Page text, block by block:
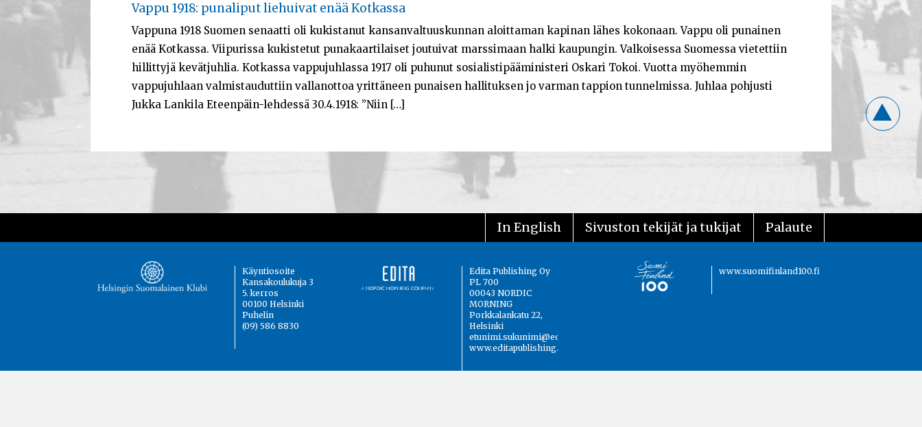
Vappu 1918: punaliput liehuivat enää Kotkassa
Vappuna 1918 Suomen senaatti oli kukistanut kansanvaltuuskunnan aloittaman kapinan lähes kokonaan. Vappu oli punainen
enää Kotkassa. Viipurissa kukistetut punakaartilaiset joutuivat marssimaan halki kaupungin. Valkoisessa Suomessa vietettiin
hillittyjä kevätjuhlia. Kotkassa vappujuhlassa 1917 oli puhunut sosialistipääministeri Oskari Tokoi. Vuotta myöhemmin
vappujuhlaan valmistauduttiin vallanottoa yrittäneen punaisen hallituksen jo varman tappion tunnelmissa. Juhlaa pohjusti
Jukka Lankila Eteenpäin-lehdessä 30.4.1918: ”Niin […]
In English Sivuston tekijät ja tukijat Palaute
Käyntiosoite
Kansakoulukuja 3
5. kerros
00100 Helsinki
Puhelin
(09) 586 8830
Edita Publishing Oy
PL 700
00043 NORDIC
MORNING
Porkkalankatu 22,
Helsinki
etunimi.sukunimi@edita.fi
www.editapublishing.fi
www.suomifinland100.fi